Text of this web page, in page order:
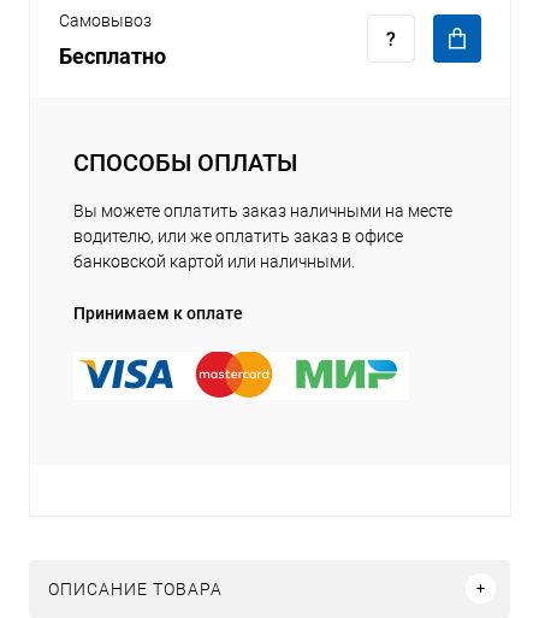
Самовывоз
Бесплатно
СПОСОБЫ ОПЛАТЫ
Вы можете оплатить заказ наличными на месте
водителю, или же оплатить заказ в офисе
банковской картой или наличными.
Принимаем к оплате
ОПИСАНИЕ ТОВАРА